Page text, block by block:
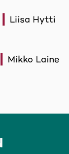
Liisa Hytti
Mikko Laine